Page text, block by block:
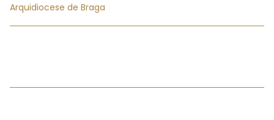
Arquidiocese de Braga